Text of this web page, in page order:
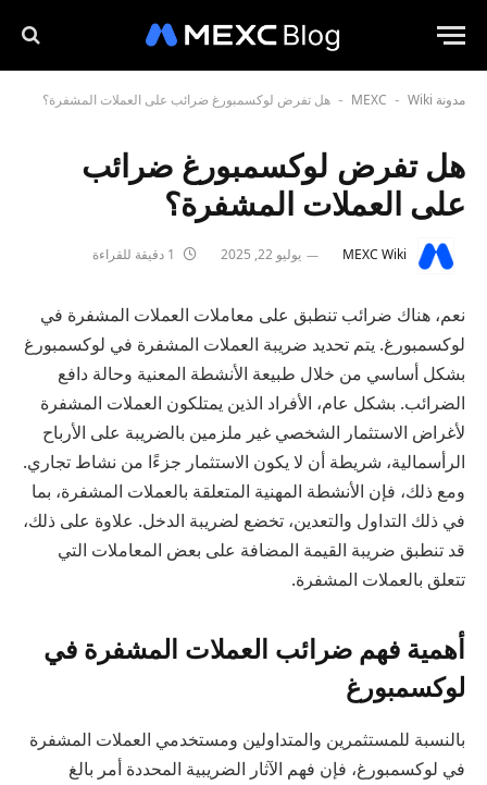
مدونة MEXC - Wiki
- هل تفرض لوكسمبورغ ضرائب على العملات المشفرة؟
هل تفرض لوكسمبورغ ضرائب
على العملات المشفرة؟
MEXC Wiki يوليو 22, 2025
نعم، هناك ضرائب تنطبق على معاملات العملات المشفرة في
لوكسمبورغ. يتم تحديد ضريبة العملات المشفرة في لوكسمبورغ
بشكل أساسي من خلال طبيعة الأنشطة المعنية وحالة دافع
الضرائب. بشكل عام، الأفراد الذين يمتلكون العملات المشفرة
لأغراض الاستثمار الشخصي غير ملزمين بالضريبة على الأرباح
الرأسمالية، شريطة أن لا يكون الاستثمار جزءًا من نشاط تجاري.
ومع ذلك، فإن الأنشطة المهنية المتعلقة بالعملات المشفرة، بما
في ذلك التداول والتعدين، تخضع لضريبة الدخل. علاوة على ذلك،
قد تنطبق ضريبة القيمة المضافة على بعض المعاملات التي
تتعلق بالعملات المشفرة.
أهمية فهم ضرائب العملات المشفرة في
لوكسمبورغ
بالنسبة للمستثمرين والمتداولين ومستخدمي العملات المشفرة
في لوكسمبورغ، فإن فهم الآثار الضريبية المحددة أمر بالغ